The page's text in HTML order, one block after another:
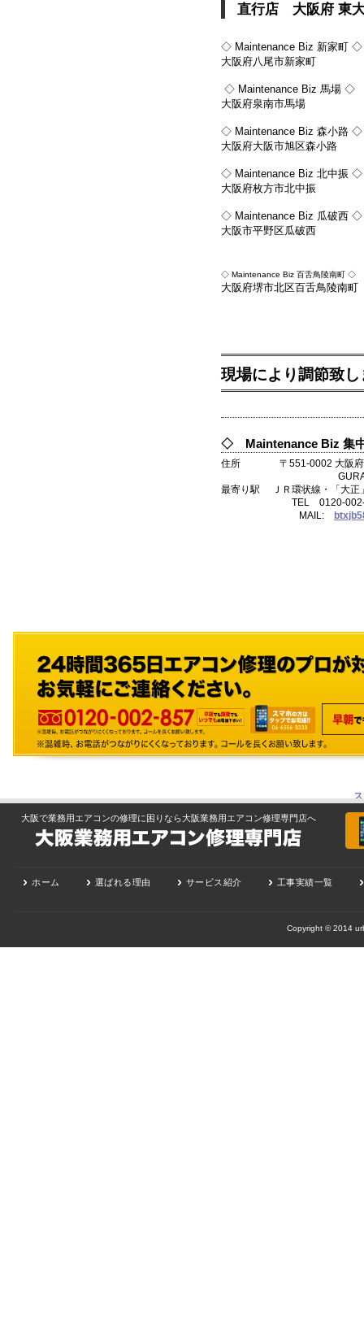
直行店 大阪府 東
◇ Maintenance Biz 新家町 ◇
大阪府八尾市新家町
◇ Maintenance Biz 馬場 ◇
大阪府泉南市馬場
◇ Maintenance Biz 森小路 ◇
大阪府大阪市旭区森小路
◇ Maintenance Biz 北中振 ◇
大阪府枚方市北中振
◇ Maintenance Biz 瓜破西 ◇
大阪市平野区瓜破西
◇ Maintenance Biz 百舌鳥陵南町 ◇
大阪府堺市北区百舌鳥陵南町
現場により調節致し
◇ Maintenance Biz 集
住所 〒551-0002 大阪府大
GURAND CUBE
最寄り駅 ＪＲ環状線・「大正
TEL 0120‐002‐857
MAIL:
大阪で業務用エアコンの修理に困りなら大阪業務用エアコン修理専門店へ
ホーム 選ばれる理由 サービス紹介 工事実績一覧
Copyright © 2014